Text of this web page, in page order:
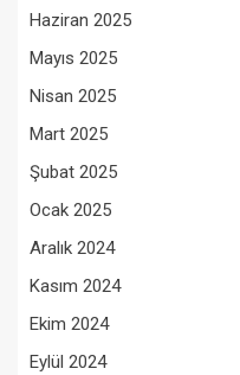
Haziran 2025
Mayıs 2025
Nisan 2025
Mart 2025
Şubat 2025
Ocak 2025
Aralık 2024
Kasım 2024
Ekim 2024
Eylül 2024